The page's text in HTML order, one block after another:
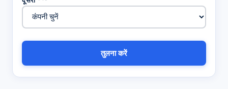
तुलना करें